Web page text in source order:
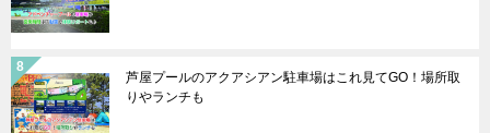
芦屋プールのアクアシアン駐車場はこれ見てGO！場所取
りやランチも